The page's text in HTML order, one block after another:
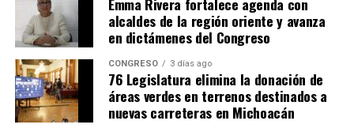
alcaldes de la región oriente y avanza
en dictámenes del Congreso
CONGRESO 3 días ago
76 Legislatura elimina la donación de
áreas verdes en terrenos destinados a
nuevas carreteras en Michoacán